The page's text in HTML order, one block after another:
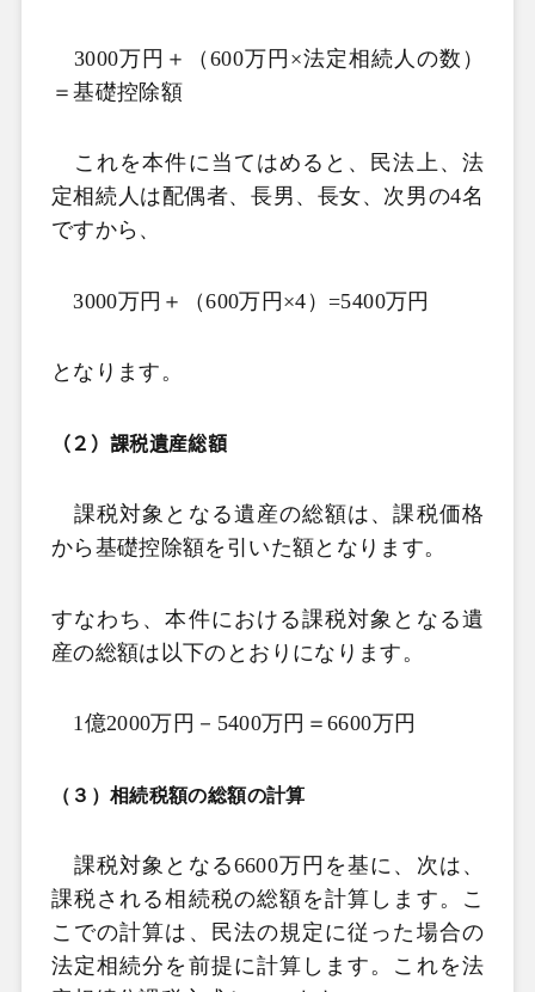
3000万円＋（ 600万円×法定相続人の数）
＝基礎控除額
これを本件に当てはめると、民法上、法
定相続人は配偶者、長男、長女、次男の4名
ですから、
3000万円＋（600万円×4 ） =5400万円
となります。
（２） 課税遺産総額
課税対象となる遺産の総額は、課税価格
から基礎控除額を引いた額となります。
すなわち、本件における課税対象となる遺
産の総額は以下のとおりになります。
1億2000万円－ 5400万円＝6600万円
（３）相続税額の総額の計算
課税対象となる6600万円を基に、次は、
課税される相続税の総額を計算します。こ
こでの計算は、民法の規定に従った場合の
法定相続分を前提に計算します。これを法